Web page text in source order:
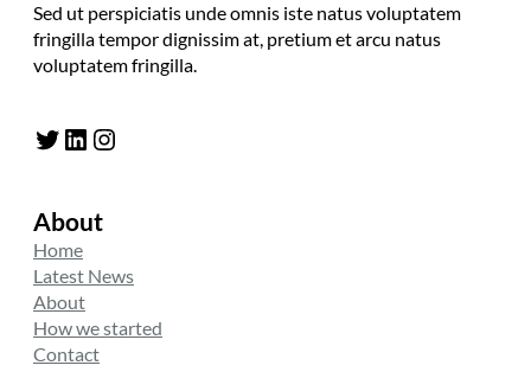
Sed ut perspiciatis unde omnis iste natus voluptatem
fringilla tempor dignissim at, pretium et arcu natus
voluptatem fringilla.
Twitter LinkedIn Instagram
About
Home
Latest News
About
How we started
Contact